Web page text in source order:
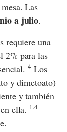
Las
a julio.
requiere una
2% para las
4 Los
y dimetoato)
y también
ella. 1.4